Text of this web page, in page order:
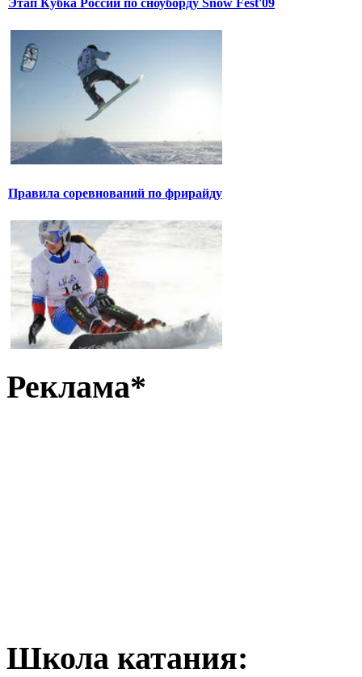
Правила соревнований по фрирайду
Реклама*
Школа катания: